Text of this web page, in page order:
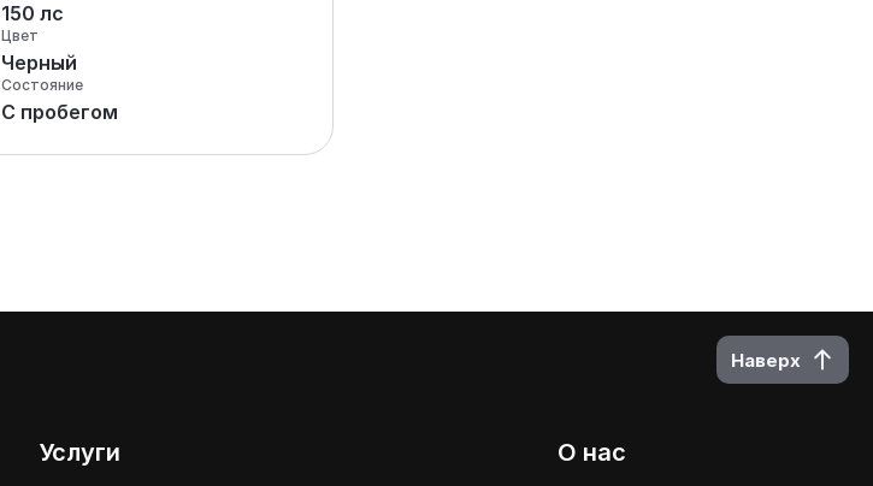
150 лс
Цвет
Черный
Состояние
С пробегом
Наверх
Услуги О нас